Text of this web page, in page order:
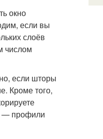
окно
если вы
слоёв
числом
если шторы
Кроме того,
— профили